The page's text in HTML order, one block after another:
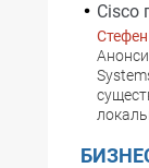
Cisco